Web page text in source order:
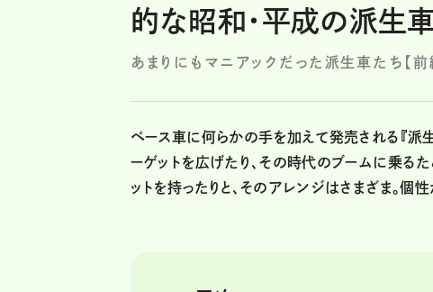
的な昭和・平成の派生
あまりにもマニアックだった派生車たち【前
ベース車に何らかの手を加えて発売される『派
ーゲットを広げたり、その時代のブームに乗る
ットを持ったりと、そのアレンジはさまざま。個